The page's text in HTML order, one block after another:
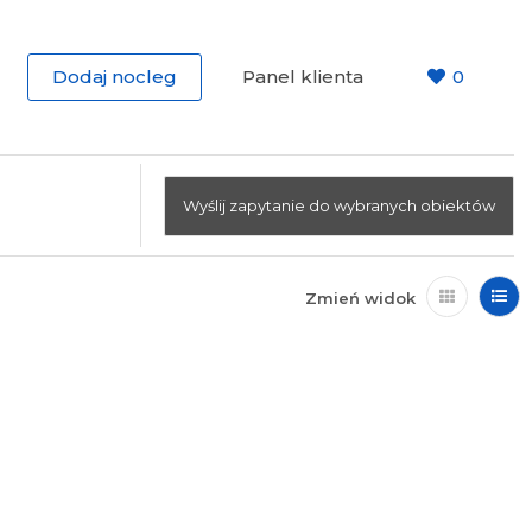
Dodaj nocleg Panel klienta 0
Wyślij zapytanie do wybranych obiektów
Zmień widok